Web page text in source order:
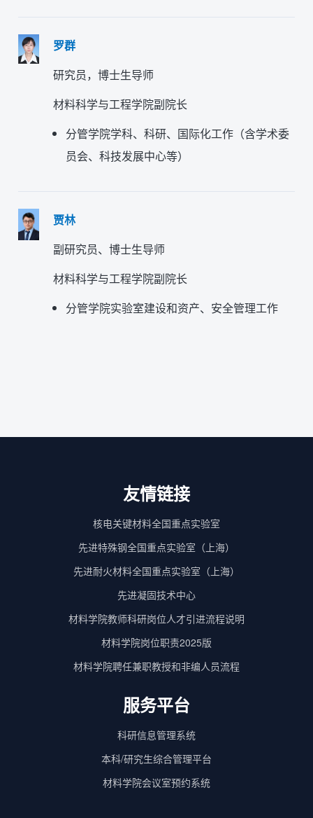
罗群
研究员 ，博士生导师
材料科学与工程学院副院长
分管学院学科、科研、国际化工作（含学术委
员会、科技发展中心等）
贾林
副研究员、博士生导师
材料科学与工程学院副院长
分管学院实验室建设和资产、安全管理工作
友情链接
核电关键材料全国重点实验室
先进特殊钢全国重点实验室（上海）
先进耐火材料全国重点实验室（上海）
先进凝固技术中心
材料学院教师科研岗位人才引进流程说明
材料学院岗位职责2025版
材料学院聘任兼职教授和非编人员流程
服务平台
科研信息管理系统
本科/研究生综合管理平台
材料学院会议室预约系统